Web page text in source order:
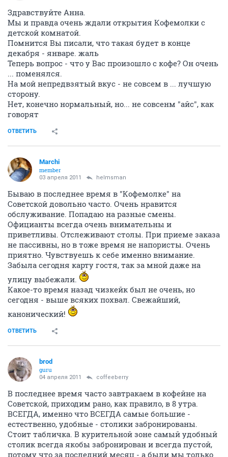
Здравствуйте Анна.
Мы и правда очень ждали открытия Кофемолки с
детской комнатой.
Помнится Вы писали, что такая будет в конце
декабря - январе. жаль
Теперь вопрос - что у Вас произошло с кофе? Он очень
... поменялся.
На мой непредвзятый вкус - не совсем в ... лучшую
сторону.
Нет, конечно нормальный, но... не совсенм "айс", как
говорят
ОТВЕТИТЬ
Marchi
member
03 апреля 2011 helmsman
Бываю в последнее время в "Кофемолке" на
Советской довольно часто. Очень нравится
обслуживание. Попадаю на разные смены.
Официанты всегда очень внимательны и
приветливы. Отслеживают столы. При приеме заказа
не пассивны, но в тоже время не напористы. Очень
приятно. Чувствуешь к себе именно внимание.
Забыла сегодня карту гостя, так за мной даже на
улицу выбежали.
Какое-то время назад чизкейк был не очень, но
сегодня - выше всяких похвал. Свежайший,
канонический!
ОТВЕТИТЬ
brod
guru
04 апреля 2011 coffeeberry
В последнее время часто завтракаем в кофейне на
Советской, приходим рано, как правило, в 8 утра.
ВСЕГДА, именно что ВСЕГДА самые большие -
естественно, удобные - столики забронированы.
Стоит табличка. В курительной зоне самый удобный
столик всегда якобы забронирован и всегда пустой,
потому что за последний месяц - а были мы только